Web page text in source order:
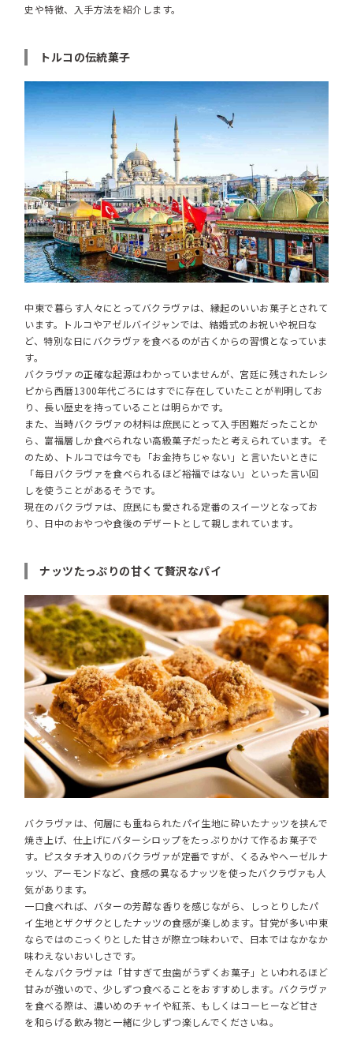
史や特徴、入手方法を紹介します。
トルコの伝統菓子
中東で暮らす人々にとってバクラヴァは、縁起のいいお菓子とされて
います。トルコやアゼルバイジャンでは、結婚式のお祝いや祝日な
ど、特別な日にバクラヴァを食べるのが古くからの習慣となっていま
す。
バクラヴァの正確な起源はわかっていませんが、宮廷に残されたレシ
ピから西暦1300年代ごろにはすでに存在していたことが判明してお
り、長い歴史を持っていることは明らかです。
また、当時バクラヴァの材料は庶民にとって入手困難だったことか
ら、富福層しか食べられない高級菓子だったと考えられています。そ
のため、トルコでは今でも「お金持ちじゃない」と言いたいときに
「毎日バクラヴァを食べられるほど裕福ではない」といった言い回
しを使うことがあるそうです。
現在のバクラヴァは、庶民にも愛される定番のスイーツとなってお
り、日中のおやつや食後のデザートとして親しまれています。
ナッツたっぷりの甘くて贅沢なパイ
バクラヴァは、何層にも重ねられたパイ生地に砕いたナッツを挟んで
焼き上げ、仕上げにバターシロップをたっぷりかけて作るお菓子で
す。ピスタチオ入りのバクラヴァが定番ですが、くるみやヘーゼルナ
ッツ、アーモンドなど、食感の異なるナッツを使ったバクラヴァも人
気があります。
一口食べれば、バターの芳醇な香りを感じながら、しっとりしたパ
イ生地とザクザクとしたナッツの食感が楽しめます。甘党が多い中東
ならではのこっくりとした甘さが際立つ味わいで、日本ではなかなか
味わえないおいしさです。
そんなバクラヴァは「甘すぎて虫歯がうずくお菓子」といわれるほど
甘みが強いので、少しずつ食べることをおすすめします。バクラヴァ
を食べる際は、濃いめのチャイや紅茶、もしくはコーヒーなど甘さ
を和らげる飲み物と一緒に少しずつ楽しんでくださいね。